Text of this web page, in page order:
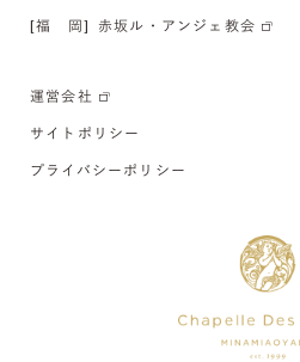
[福 岡] 赤坂ル・アンジェ教会
運営会社
サイトポリシー
プライバシーポリシー